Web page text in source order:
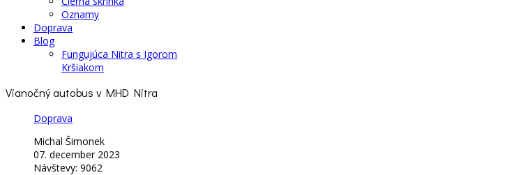
Oznamy
Doprava
Blog
Fungujúca Nitra s Igorom
Kršiakom
Vianočný autobus v MHD Nitra
Doprava
Michal Šimonek
07. december 2023
Návštevy: 9062